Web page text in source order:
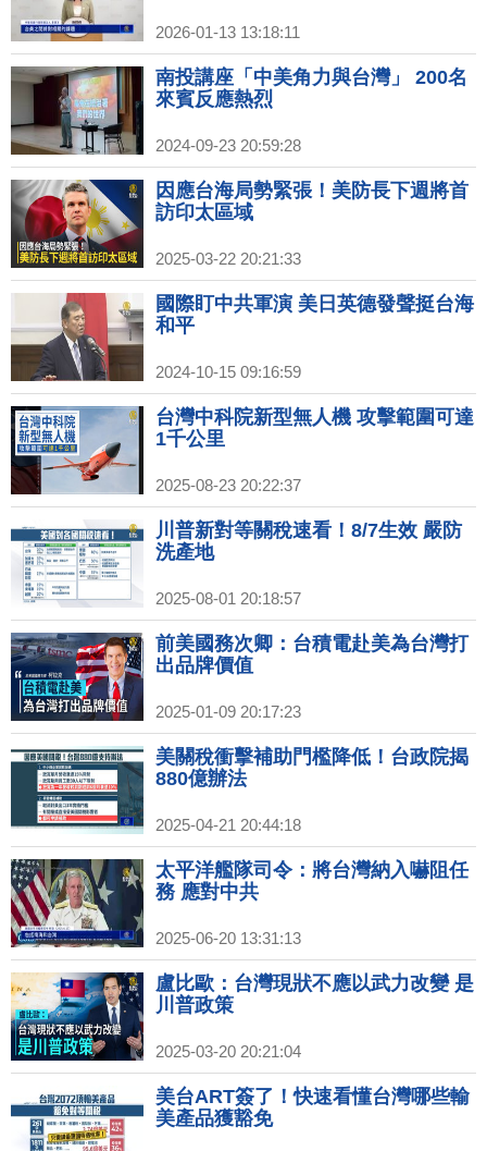
2026-01-13 13:18:11
南投講座「中美角力與台灣」 200名
來賓反應熱烈
2024-09-23 20:59:28
因應台海局勢緊張！美防長下週將首
訪印太區域
2025-03-22 20:21:33
國際盯中共軍演 美日英德發聲挺台海
和平
2024-10-15 09:16:59
台灣中科院新型無人機 攻擊範圍可達
1千公里
2025-08-23 20:22:37
川普新對等關稅速看！8/7生效 嚴防
洗產地
2025-08-01 20:18:57
前美國務次卿：台積電赴美為台灣打
出品牌價值
2025-01-09 20:17:23
美關稅衝擊補助門檻降低！台政院揭
880億辦法
2025-04-21 20:44:18
太平洋艦隊司令：將台灣納入嚇阻任
務 應對中共
2025-06-20 13:31:13
盧比歐：台灣現狀不應以武力改變 是
川普政策
2025-03-20 20:21:04
美台ART簽了！快速看懂台灣哪些輸
美產品獲豁免